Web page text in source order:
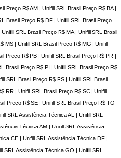
Preço R$ AM | Unifill SRL Brasil Preço R$ BA |
Brasil Preço R$ DF | Unifill SRL Brasil Preço
SRL Brasil Preço R$ MA | Unifill SRL Brasil
MS | Unifill SRL Brasil Preço R$ MG | Unifill
Preço R$ PB | Unifill SRL Brasil Preço R$ PR |
Brasil Preço R$ PI | Unifill SRL Brasil Preço R$
SRL Brasil Preço R$ RS | Unifill SRL Brasil
RR | Unifill SRL Brasil Preço R$ SC | Unifill
Preço R$ SE | Unifill SRL Brasil Preço R$ TO
SRL Assistência Técnica AL | Unifill SRL
Técnica AM | Unifill SRL Assistência
CE | Unifill SRL Assistência Técnica DF |
SRL Assistência Técnica GO | Unifill SRL